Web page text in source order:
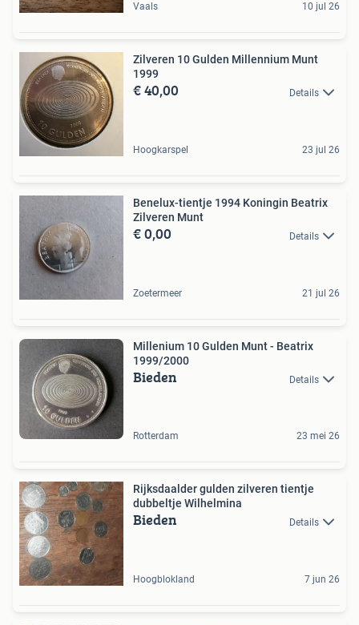
Vaals 10 jul 26
Zilveren 10 Gulden Millennium Munt
1999
€ 40,00 Details
Hoogkarspel 23 jul 26
Benelux-tientje 1994 Koningin Beatrix
Zilveren Munt
€ 0,00 Details
Zoetermeer 21 jul 26
Millenium 10 Gulden Munt - Beatrix
1999/2000
Bieden Details
Rotterdam 23 mei 26
Rijksdaalder gulden zilveren tientje
dubbeltje Wilhelmina
Bieden Details
Hoogblokland 7 jun 26